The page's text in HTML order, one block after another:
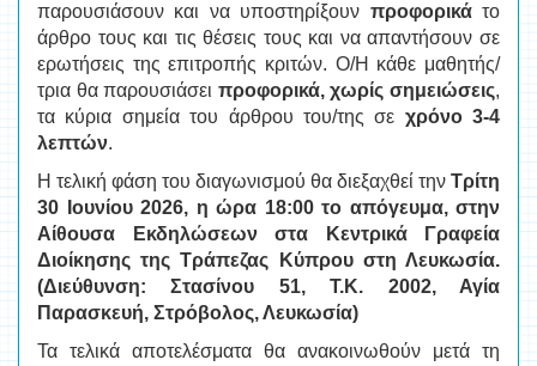
παρουσιάσουν και να υποστηρίξουν προφορικάτο
άρθρο τους και τις θέσεις τους και να απαντήσουν σε
ερωτήσεις της επιτροπής κριτών. Ο/Η κάθε μαθητής/
τρια θα παρουσιάσει προφορικά, χωρίς σημειώσεις,
τα κύρια σημεία του άρθρου του/της σε χρόνο 3-4
λεπτών.
Η τελική φάση του διαγωνισμού θα διεξαχθεί την Τρίτη
30 Ιουνίου 2026, η ώρα 18:00 το απόγευμα, στην
Αίθουσα Εκδηλώσεων στα Κεντρικά Γραφεία
Διοίκησης της Τράπεζας Κύπρου στη Λευκωσία.
(Διεύθυνση: Στασίνου 51, Τ.Κ. 2002, Αγία
Παρασκευή, Στρόβολος, Λευκωσία)
Τα τελικά αποτελέσματα θα ανακοινωθούν μετά τη